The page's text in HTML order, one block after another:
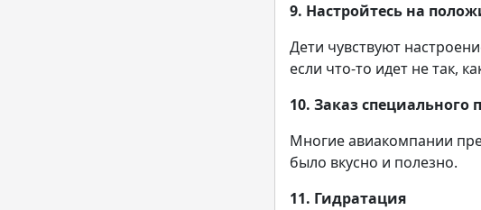
9. Настройтесь на
Дети чувствуют
если что-то идет не так,
10. Заказ специального
Многие авиакомпании
было вкусно и полезно.
11. Гидратация